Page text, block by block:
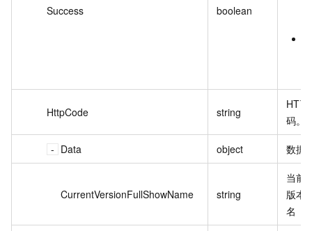
Success boolean
HttpCode string
码。
Data object 数据
CurrentVersionFullShowName string
当前
版本
名